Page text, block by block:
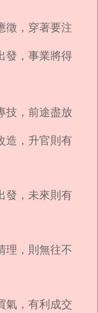
徵，穿著要注
發，事業將得
技，前途盡放
造，升官則有
發，未來則有
理，則無往不
氣，有利成交